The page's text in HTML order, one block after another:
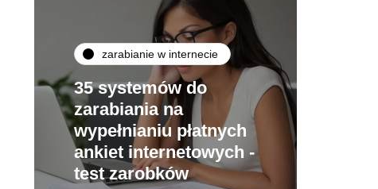
zarabianie w internecie
35 systemów do
zarabiania na
wypełnianiu płatnych
ankiet internetowych -
test zarobków